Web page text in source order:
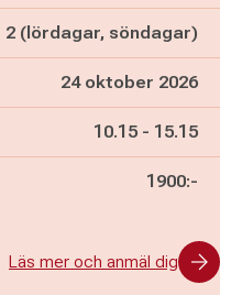
2 (lördagar, söndagar)
24 oktober 2026
Pågår mellan
10.15 - och
15.15
1900:-
Läs mer och anmäl dig